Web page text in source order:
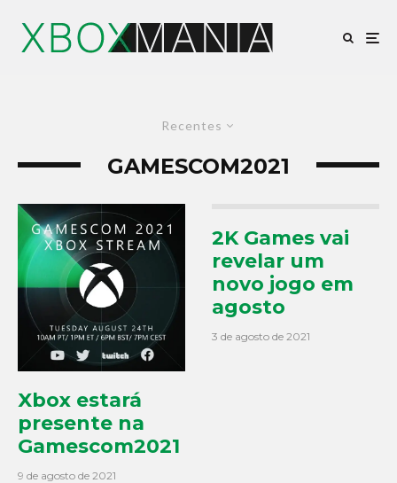
Recentes
GAMESCOM2021
Xbox estará
presente na
Gamescom2021
9 de agosto de 2021
2K Games vai
revelar um
novo jogo em
agosto
3 de agosto de 2021